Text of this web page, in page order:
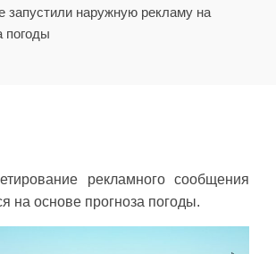
запустили наружную рекламу на
погоды
рекламного сообщения
на основе прогноза погоды.